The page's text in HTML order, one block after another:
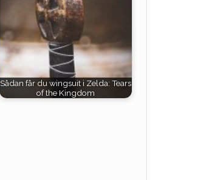
Sådan får du wingsuit i Zelda: Tears
of the Kingdom